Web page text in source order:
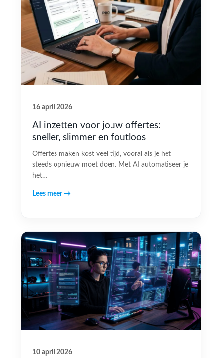
16 april 2026
AI inzetten voor jouw offertes:
sneller, slimmer en foutloos
Offertes maken kost veel tijd, vooral als je het
steeds opnieuw moet doen. Met AI automatiseer je
het…
Lees meer →
10 april 2026